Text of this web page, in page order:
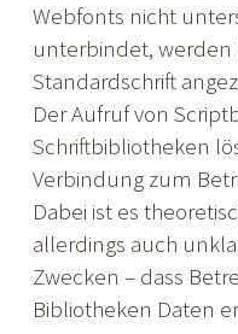
Webfonts nicht
unterbindet, werden
Standardschrift
Der Aufruf von
Schriftbibliotheken
Verbindung zum
Dabei ist es
allerdings auch
Zwecken – dass
Bibliotheken Daten